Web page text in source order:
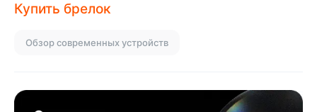
Купить брелок
Обзор современных устройств